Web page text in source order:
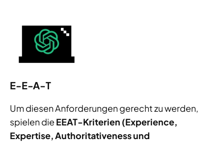
E-E-A-T
Um diesen Anforderungen gerecht zu werden,
spielen die EEAT-Kriterien (Experience,
Expertise, Authoritativeness und